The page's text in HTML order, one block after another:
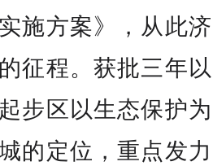
施方案》，从此济
征程。获批三年以
步区以生态保护为
的定位，重点发力